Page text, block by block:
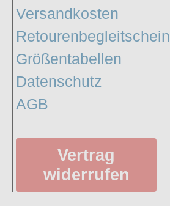
Versandkosten
Retourenbegleitschein
Größentabellen
Datenschutz
AGB
Vertrag
widerrufen